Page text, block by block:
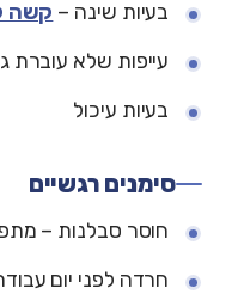
בעיות שינה – קשה
עייפות שלא עוברת
בעיות עיכול
סימנים רגשיים
חוסר סבלנות –
חרדה לפני יום